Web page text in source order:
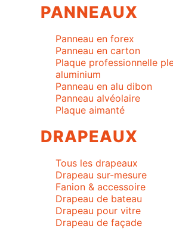
PANNEAUX
Panneau en forex
Panneau en carton
Plaque professionnelle
aluminium
Panneau en alu dibon
Panneau alvéolaire
Plaque aimanté
DRAPEAUX
Tous les drapeaux
Drapeau sur-mesure
Fanion & accessoire
Drapeau de bateau
Drapeau pour vitre
Drapeau de façade